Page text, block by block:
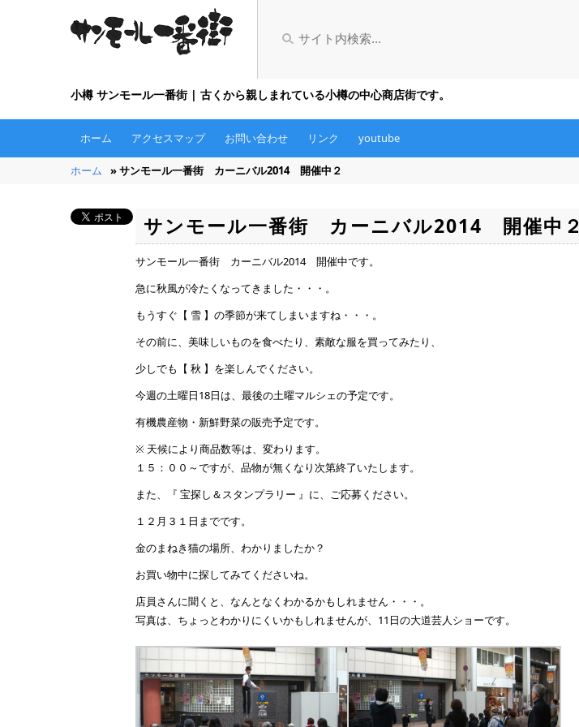
小樽 サンモール一番街 | 古くから親しまれている小樽の中心商店街です。
ホーム アクセスマップ お問い合わせ リンク youtube
ホーム » サンモール一番街 カーニバル2014 開催中２
サンモール一番街 カーニバル2014 開催中２
サンモール一番街 カーニバル2014 開催中です。
急に秋風が冷たくなってきました・・・。
もうすぐ【 雪 】の季節が来てしまいますね・・・。
その前に、美味しいものを食べたり、素敵な服を買ってみたり、
少しでも【 秋 】を楽しんでください。
今週の土曜日18日は、最後の土曜マルシェの予定です。
有機農産物・新鮮野菜の販売予定です。
※ 天候により商品数等は、変わります。
１５：００～ですが、品物が無くなり次第終了いたします。
また、『 宝探し＆スタンプラリー 』に、ご応募ください。
１２月３１日までです。
金のまねき猫の場所、わかりましたか？
お買い物中に探してみてくださいね。
店員さんに聞くと、なんとなくわかるかもしれません・・・。
写真は、ちょっとわかりにくいかもしれませんが、11日の大道芸人ショーです。